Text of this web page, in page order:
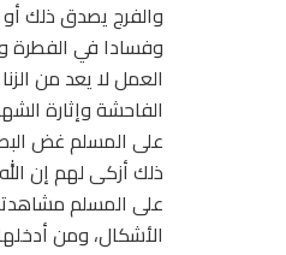
والفرج يصدق ذلك
وفسادا في الفطرة
العمل لا يعد من
الفاحشة وإثارة
على المسلم غض
ذلك أزكى لهم إن
على المسلم
الأشكال، ومن